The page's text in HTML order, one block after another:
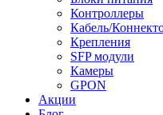
Контроллеры
Кабель/
Крепления
SFP модули
Камеры
GPON
Акции